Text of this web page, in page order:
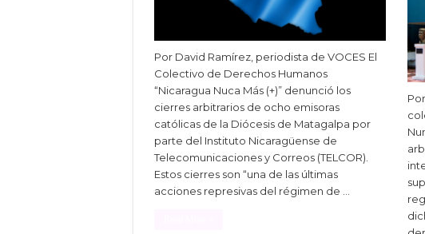
Por David Ramírez, periodista de VOCES El
Colectivo de Derechos Humanos
“Nicaragua Nuca Más (+)” denunció los
cierres arbitrarios de ocho emisoras
católicas de la Diócesis de Matagalpa por
parte del Instituto Nicaragüense de
Telecomunicaciones y Correos (TELCOR).
Estos cierres son “una de las últimas
acciones represivas del régimen de …